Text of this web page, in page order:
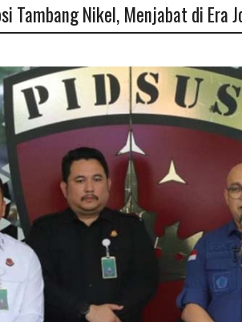
Tambang Nikel, Menjabat di Era